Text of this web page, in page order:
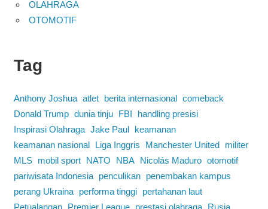
OLAHRAGA
OTOMOTIF
Tag
Anthony Joshua atlet berita internasional comeback
Donald Trump dunia tinju FBI
handling presisi
Inspirasi Olahraga Jake Paul
keamanan
keamanan nasional
Liga Inggris Manchester United
militer
MLS
mobil sport NATO NBA Nicolás Maduro otomotif
pariwisata Indonesia
penculikan
penembakan kampus
perang Ukraina
performa tinggi
pertahanan laut
Petualangan
Premier League prestasi olahraga Rusia